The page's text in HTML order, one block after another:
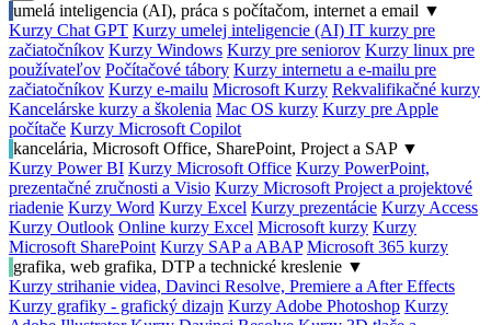
umelá inteligencia (AI), práca s počítačom, internet a email ▼
Kurzy Chat GPT Kurzy umelej inteligencie (AI) IT kurzy pre
začiatočníkov Kurzy Windows Kurzy pre seniorov Kurzy linux pre
používateľov Počítačové tábory Kurzy internetu a e-mailu pre
začiatočníkov Kurzy e-mailu Microsoft Kurzy Rekvalifikačné kurzy
Kancelárske kurzy a školenia Mac OS kurzy Kurzy pre Apple
počítače Kurzy Microsoft Copilot
kancelária, Microsoft Office, SharePoint, Project a SAP ▼
Kurzy Power BI Kurzy Microsoft Office Kurzy PowerPoint,
prezentačné zručnosti a Visio Kurzy Microsoft Project a projektové
riadenie Kurzy Word Kurzy Excel Kurzy prezentácie Kurzy Access
Kurzy Outlook Online kurzy Excel Microsoft kurzy Kurzy
Microsoft SharePoint Kurzy SAP a ABAP Microsoft 365 kurzy
grafika, web grafika, DTP a technické kreslenie ▼
Kurzy strihanie videa, Davinci Resolve, Premiere a After Effects
Kurzy grafiky - grafický dizajn Kurzy Adobe Photoshop Kurzy